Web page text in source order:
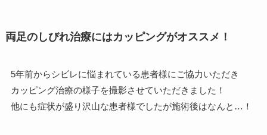
両足のしびれ治療にはカッピングがオススメ！
5年前からシビレに悩まれている患者様にご協力いただき
カッピング治療の様子を撮影させていただきました！
他にも症状が盛り沢山な患者様でしたが施術後はなんと…！